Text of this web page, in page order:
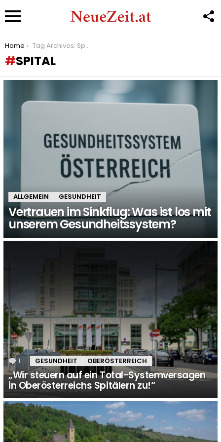
You are here:
Home Tag Archives: Spital
SPITAL
STORIES
ALLGEMEIN GESUNDHEIT
Vertrauen im Sinkflug: Was ist los mit
unserem Gesundheitssystem?
1 Kommentar
GESUNDHEIT OBERÖSTERREICH
„Wir steuern auf ein Total-Systemversagen
in Oberösterreichs Spitälern zu!“